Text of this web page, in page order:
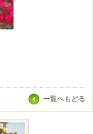
一覧へもどる